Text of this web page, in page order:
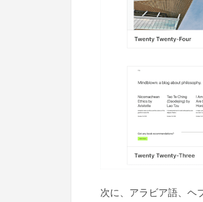
次に、アラビア語、ヘ